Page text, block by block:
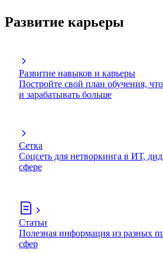
Развитие карьеры
Развитие навыков и карьеры
Постройте свой план обучения,
и зарабатывать больше
Сетка
Соцсеть для нетворкинга в ИТ,
сфере
Статьи
Полезная информация из разных
сфер